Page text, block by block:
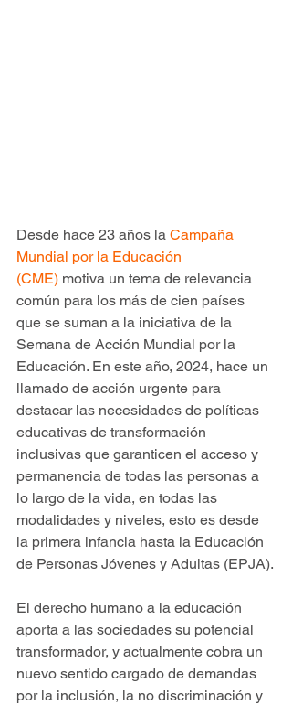
Desde hace 23 años la Campaña
Mundial por la Educación
(CME) motiva un tema de relevancia
común para los más de cien países
que se suman a la iniciativa de la
Semana de Acción Mundial por la
Educación. En este año, 2024, hace un
llamado de acción urgente para
destacar las necesidades de políticas
educativas de transformación
inclusivas que garanticen el acceso y
permanencia de todas las personas a
lo largo de la vida, en todas las
modalidades y niveles, esto es desde
la primera infancia hasta la Educación
de Personas Jóvenes y Adultas (EPJA).
El derecho humano a la educación
aporta a las sociedades su potencial
transformador, y actualmente cobra un
nuevo sentido cargado de demandas
por la inclusión, la no discriminación y